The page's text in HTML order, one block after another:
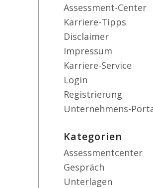
Assessment-Center
Karriere-Tipps
Disclaimer
Impressum
Karriere-Service
Login
Registrierung
Unternehmens-
Kategorien
Assessmentcenter
Gespräch
Unterlagen